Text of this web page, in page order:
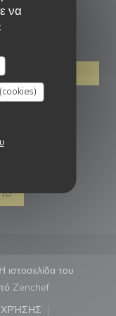
να
σε νέο
((ανοίγει σε νέο
του
Zenchef((ανοίγει σε